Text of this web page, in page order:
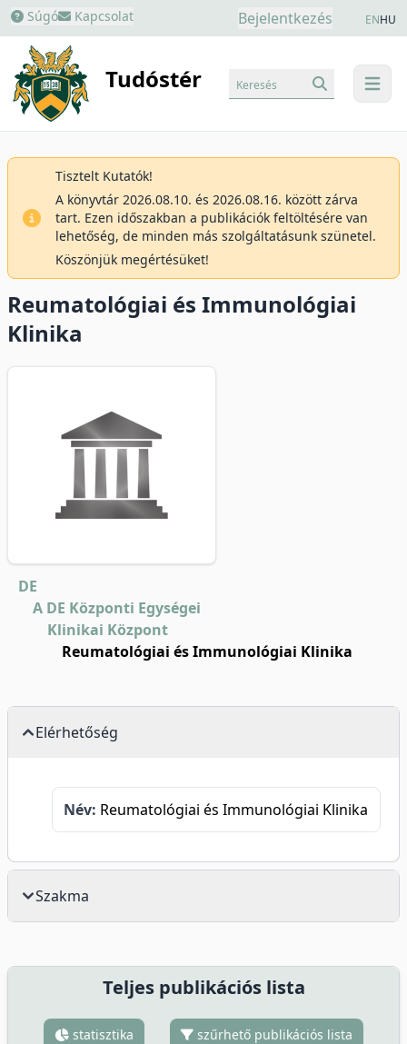
Súgó Kapcsolat Bejelentkezés ENHU
Tudóstér menu
Keresés
Tisztelt Kutatók!
A könyvtár 2026.08.10. és 2026.08.16. között zárva
tart. Ezen időszakban a publikációk feltöltésére van
lehetőség, de minden más szolgáltatásunk szünetel.
Köszönjük megértésüket!
Reumatológiai és Immunológiai
Klinika
DE
A DE Központi Egységei
Klinikai Központ
Reumatológiai és Immunológiai Klinika
Elérhetőség
Név: Reumatológiai és Immunológiai Klinika
Szakma
Teljes publikációs lista
statisztika szűrhető publikációs lista